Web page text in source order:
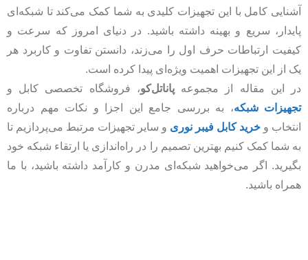
آشنایی کامل با این تجهیزات کلیدی به شما کمک می‌کند تا شبکه‌ای
پایدار، سریع و بهینه داشته باشید. در دنیای امروز که سرعت و
کیفیت ارتباطات حرف اول را می‌زند، دانستن تفاوت و کاربرد هر
یک از این تجهیزات اهمیت ویژه‌ای پیدا کرده است.
در این مقاله از مجموعهپاناتل‌کو، فروشگاه تخصصی کابل و
تجهیزات شبکه، به بررسی جامع این اجزا و نکات مهم درباره
انتخاب و خرید کابل فیبر نوری و سایر تجهیزات مرتبط می‌پردازیم تا
به شما کمک کنیم بهترین تصمیم را در راه‌اندازی یا ارتقاء شبکه خود
بگیرید. اگر می‌خواهید شبکه‌ای مدرن و کارآمد داشته باشید، با ما
همراه باشید.